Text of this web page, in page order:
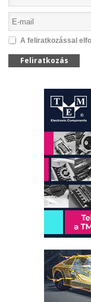
A feliratkozással
Feliratkozás